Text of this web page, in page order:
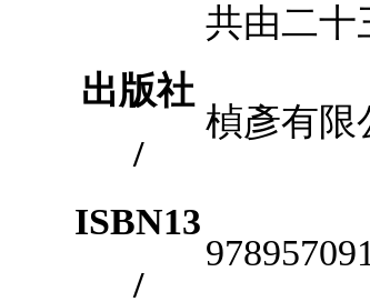
共由二十
出版社
/
楨彥有限
ISBN13
/